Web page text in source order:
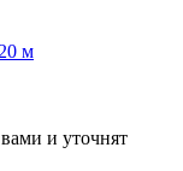
м
и уточнят